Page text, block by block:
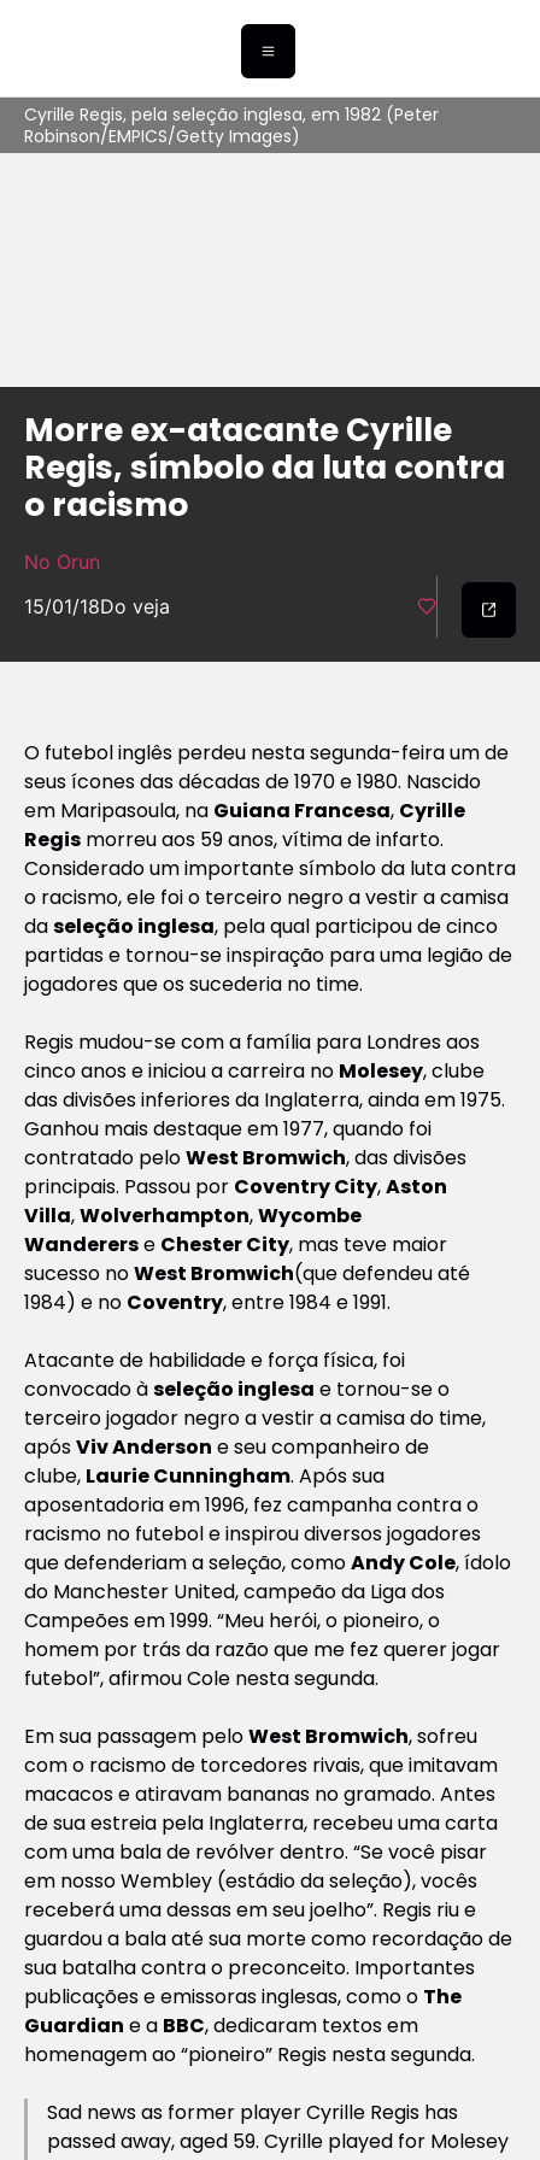
Cyrille Regis, pela seleção inglesa, em 1982 (Peter
Robinson/EMPICS/Getty Images)
Morre ex-atacante Cyrille
Regis, símbolo da luta contra
o racismo
No Orun
15/01/18Do veja
O futebol inglês perdeu nesta segunda-feira um de
seus ícones das décadas de 1970 e 1980. Nascido
em Maripasoula, na Guiana Francesa, Cyrille
Regis morreu aos 59 anos, vítima de infarto.
Considerado um importante símbolo da luta contra
o racismo, ele foi o terceiro negro a vestir a camisa
daseleção inglesa, pela qual participou de cinco
partidas e tornou-se inspiração para uma legião de
jogadores que os sucederia no time.
Regis mudou-se com a família para Londres aos
cinco anos e iniciou a carreira no Molesey, clube
das divisões inferiores da Inglaterra, ainda em 1975.
Ganhou mais destaque em 1977, quando foi
contratado peloWest Bromwich, das divisões
principais. Passou por Coventry City,Aston
Villa,Wolverhampton,Wycombe
Wandererse Chester City, mas teve maior
sucesso noWest Bromwich(que defendeu até
1984) e no Coventry, entre 1984 e 1991.
Atacante de habilidade e força física, foi
convocado àseleção inglesa e tornou-se o
terceiro jogador negro a vestir a camisa do time,
apósViv Anderson e seu companheiro de
clube, Laurie Cunningham. Após sua
aposentadoria em 1996, fez campanha contra o
racismo no futebol e inspirou diversos jogadores
que defenderiam a seleção, comoAndy Cole, ídolo
do Manchester United, campeão da Liga dos
Campeões em 1999. “Meu herói, o pioneiro, o
homem por trás da razão que me fez querer jogar
futebol”, afirmou Cole nesta segunda.
Em sua passagem peloWest Bromwich, sofreu
com o racismo de torcedores rivais, que imitavam
macacos e atiravam bananas no gramado. Antes
de sua estreia pela Inglaterra, recebeu uma carta
com uma bala de revólver dentro. “Se você pisar
em nosso Wembley (estádio da seleção), vocês
receberá uma dessas em seu joelho”. Regis riu e
guardou a bala até sua morte como recordação de
sua batalha contra o preconceito. Importantes
publicações e emissoras inglesas, como o The
Guardian e a BBC, dedicaram textos em
homenagem ao “pioneiro” Regis nesta segunda.
Sad news as former player Cyrille Regis has
passed away, aged 59. Cyrille played for Molesey